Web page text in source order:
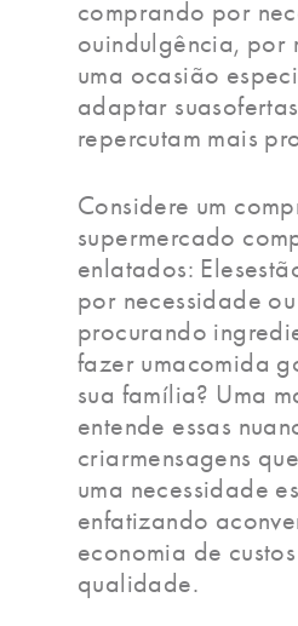
comprando por
ouindulgência, por
uma ocasião
adaptar
repercutam mais
Considere um
supermercado
enlatados:
por necessidade
procurando
fazer umacomida
sua família? Uma
entende essas
criarmensagens
uma necessidade
enfatizando
economia de
qualidade.